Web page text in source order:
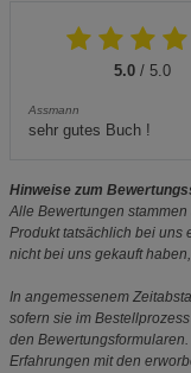
5.0 / 5.0
Assmann
sehr gutes Buch !
Hinweise zum
Alle Bewertungen
Produkt tatsächlich bei uns
nicht bei uns gekauft
In angemessenem
sofern sie im
den
Erfahrungen mit den